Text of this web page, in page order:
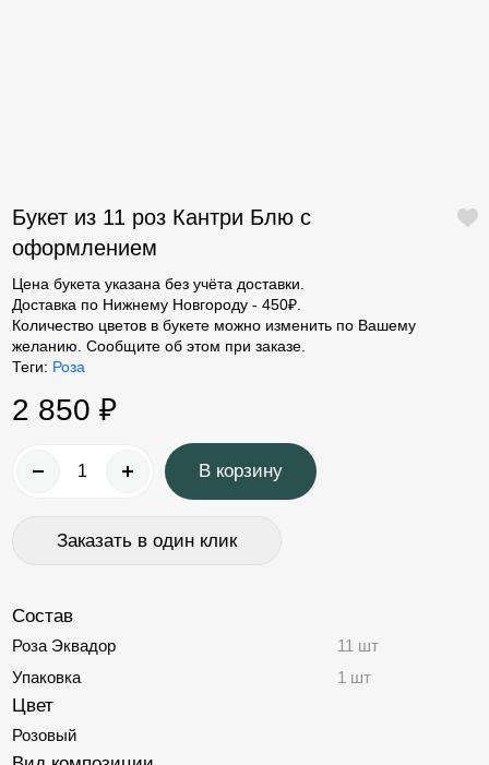
Кустовые розы
Альстромерии
Гортензии
Лизиантусы
Пионы
Букет из 11 роз Кантри Блю с
оформлением
Цена букета указана без учёта доставки.
Доставка по Нижнему Новгороду - 450₽.
Количество цветов в букете можно изменить по Вашему
желанию. Сообщите об этом при заказе.
Теги: Роза
2 850 ₽
В корзину
Заказать в один клик
Состав
Роза Эквадор
11 шт
Упаковка
1 шт
Цвет
Розовый